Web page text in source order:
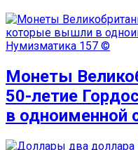
Нумизматика 157 ©
Монеты
50-летие
в одноименной